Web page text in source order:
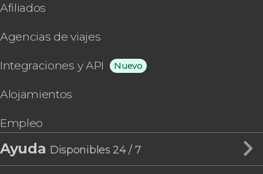
Afiliados
Agencias de viajes
Integraciones y API Nuevo
Alojamientos
Empleo
Ayuda Disponibles 24 / 7